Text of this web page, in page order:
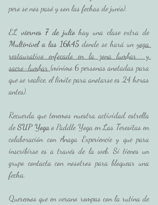
pero se nos pasó y son las fechas de junio).
EL viernes 7 de julio hay una clase extra de
Multinivel a las 16h45 donde se hará un yoga
restaurativo enfocado en la zona lumbar  y
sacro-lumbar (mínimo 6 personas anotadas para
que se realice, el límite para anotarse es 24 horas
antes).
Recuerda que tenemos nuestra actividad estrella
de SUP Yoga o Paddle Yoga en Las Teresitas en
colaboración con Anaga Experiencie y que para
inscribirse es a través de la web. Si tienes un
grupo contacta con nosotros para bloquear una
fecha.
Queremos que en verano rompas con la rutina de